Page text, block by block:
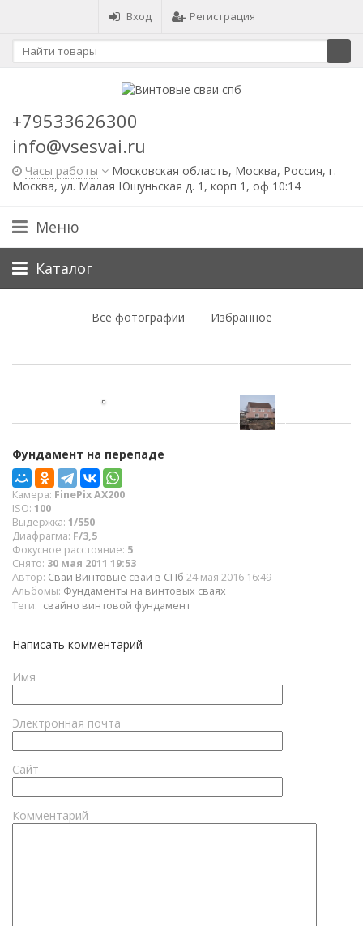
Вход Регистрация
+79533626300
info@vsesvai.ru
Часы работы
Московская область, Москва, Россия, г.
Москва, ул. Малая Юшуньская д. 1, корп 1, оф 10:14
Меню
Каталог
Все фотографии Избранное
Фундамент на перепаде
Камера: FinePix AX200
ISO: 100
Выдержка: 1/550
Диафрагма: F/3,5
Фокусное расстояние: 5
Снято: 30 мая 2011 19:53
Автор: Сваи Винтовые сваи в СПб 24 мая 2016 16:49
Альбомы: Фундаменты на винтовых сваях
Теги: свайно винтовой фундамент
Написать комментарий
Имя
Электронная почта
Сайт
Комментарий